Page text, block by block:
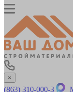
×
(863) 310-000-3